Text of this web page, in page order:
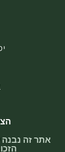
אתר זה